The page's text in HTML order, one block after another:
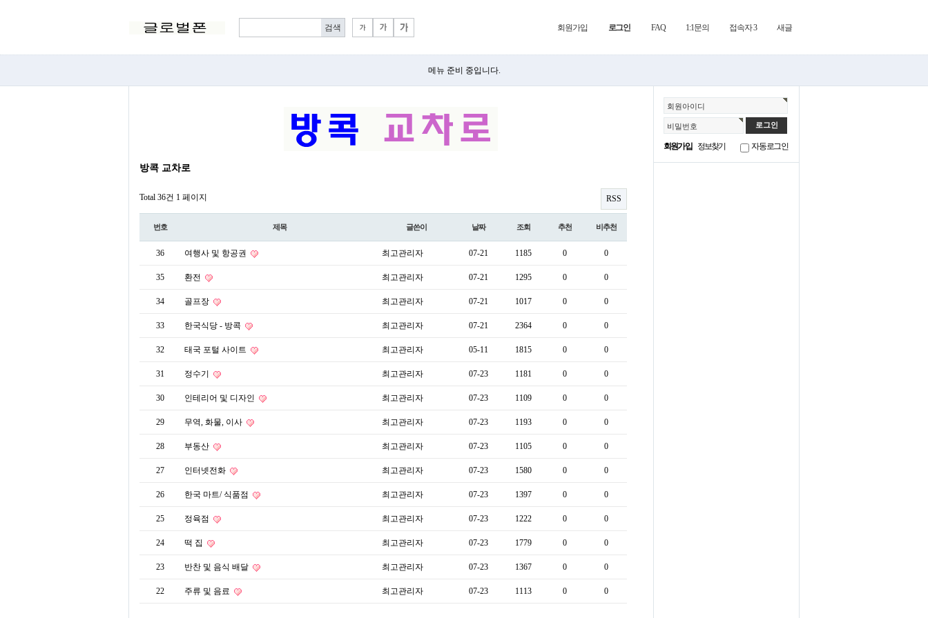
회원가입 로그인 FAQ 1:1문의 접속자 3 새글
메뉴 준비 중입니다.
회원아이디
비밀번호
회원가입 정보찾기 자동로그인
방콕 교차로
Total 36건 1 페이지 RSS
번호 제목 글쓴이 날짜 조회 추천 비추천
36 여행사 및 항공권 최고관리자 07-21 1185 0 0
35 환전 최고관리자 07-21 1295 0 0
34 골프장 최고관리자 07-21 1017 0 0
33 한국식당 - 방콕 최고관리자 07-21 2364 0 0
32 태국 포털 사이트 최고관리자 05-11 1815 0 0
31 정수기 최고관리자 07-23 1181 0 0
30 인테리어 및 디자인 최고관리자 07-23 1109 0 0
29 무역, 화물, 이사 최고관리자 07-23 1193 0 0
28 부동산 최고관리자 07-23 1105 0 0
27 인터넷전화 최고관리자 07-23 1580 0 0
26 한국 마트/ 식품점 최고관리자 07-23 1397 0 0
25 정육점 최고관리자 07-23 1222 0 0
24 떡 집 최고관리자 07-23 1779 0 0
23 반찬 및 음식 배달 최고관리자 07-23 1367 0 0
22 주류 및 음료 최고관리자 07-23 1113 0 0